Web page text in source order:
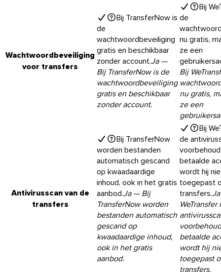
Wachtwoordbeveiliging
voor transfers
Bij TransferNow is
de
wachtwoordbeveiliging
gratis en beschikbaar
zonder account.Ja—
Bij TransferNow is de
wachtwoordbeveiliging
gratis en beschikbaar
zonder account.
Bij
de
nu gratis,
ze een
Bij
nu gratis,
ze een
Antivirusscan van de
transfers
Bij TransferNow
worden bestanden
automatisch gescand
op kwaadaardige
inhoud, ook in het gratis
aanbod.Ja— Bij
TransferNow worden
bestanden automatisch
gescand op
kwaadaardige inhoud,
ook in het gratis
aanbod.
Bij
de
betaalde
wordt hij
toegepast
transfers.Ja
WeTransfer
betaalde
wordt hij
toegepast
transfers.